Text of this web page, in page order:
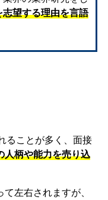
志望する理由を言語
ることが多く、面接
人柄や能力を売り込
左右されますが、